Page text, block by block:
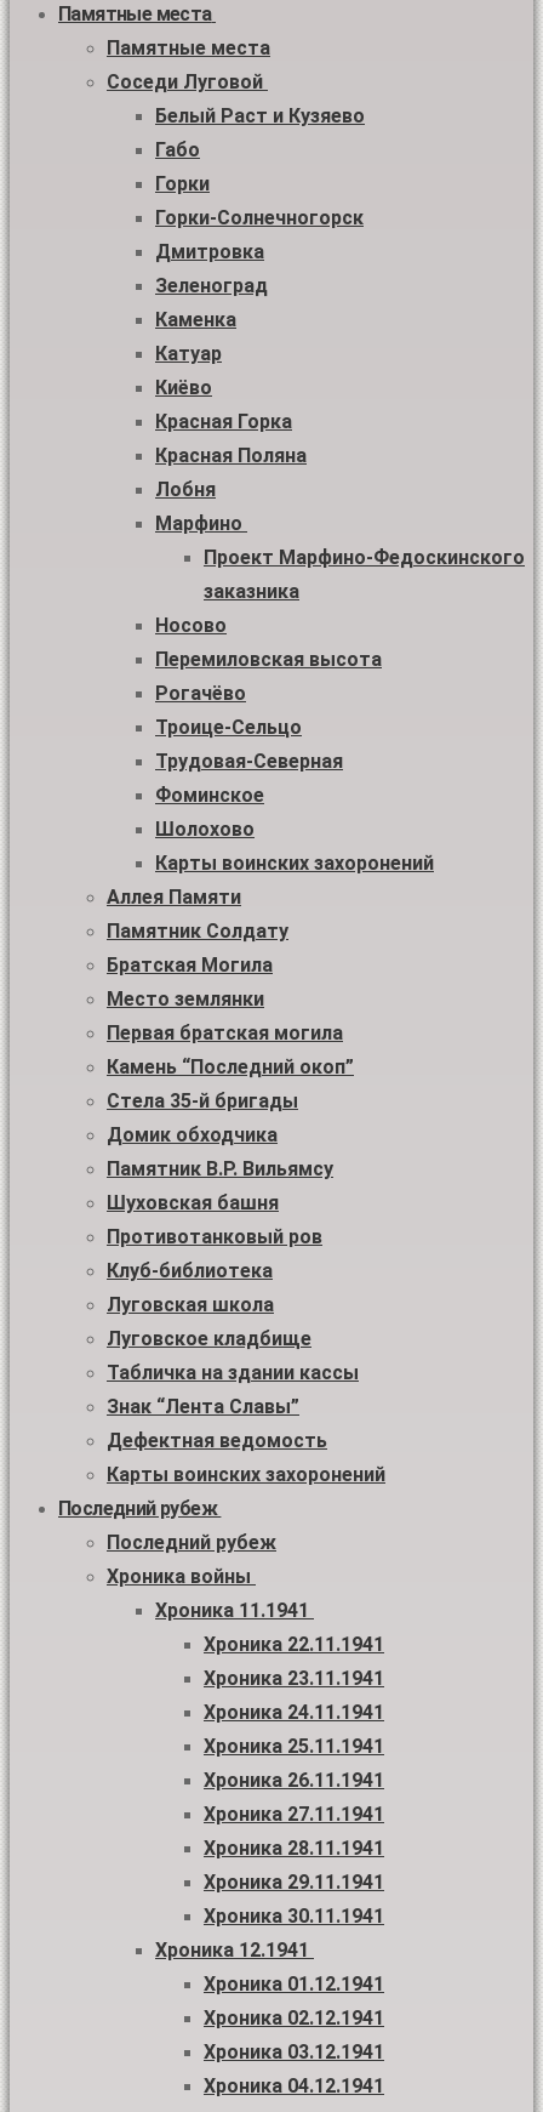
Памятные места
Памятные места
Соседи Луговой
Белый Раст и Кузяево
Габо
Горки
Горки-Солнечногорск
Дмитровка
Зеленоград
Каменка
Катуар
Киёво
Красная Горка
Красная Поляна
Лобня
Марфино
Проект Марфино-Федоскинского
заказника
Носово
Перемиловская высота
Рогачёво
Троице-Сельцо
Трудовая-Северная
Фоминское
Шолохово
Карты воинских захоронений
Аллея Памяти
Памятник Солдату
Братская Могила
Место землянки
Первая братская могила
Камень “Последний окоп”
Стела 35-й бригады
Домик обходчика
Памятник В.Р. Вильямсу
Шуховская башня
Противотанковый ров
Клуб-библиотека
Луговская школа
Луговское кладбище
Табличка на здании кассы
Знак “Лента Славы”
Дефектная ведомость
Карты воинских захоронений
Последний рубеж
Последний рубеж
Хроника войны
Хроника 11.1941
Хроника 22.11.1941
Хроника 23.11.1941
Хроника 24.11.1941
Хроника 25.11.1941
Хроника 26.11.1941
Хроника 27.11.1941
Хроника 28.11.1941
Хроника 29.11.1941
Хроника 30.11.1941
Хроника 12.1941
Хроника 01.12.1941
Хроника 02.12.1941
Хроника 03.12.1941
Хроника 04.12.1941